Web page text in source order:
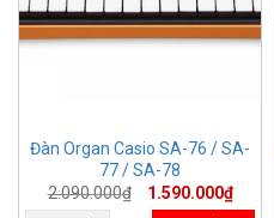
Đàn Organ Casio SA-76 / SA-
77 / SA-78
2.090.000₫ 1.590.000₫